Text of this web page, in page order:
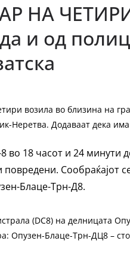
НА
и од
возила во близина на
Неретва. Додаваат дека
во 18 часот и 24 минути
повредени. Сообраќајот
Блаце-Трн-Д8.
(DC8) на делницата
Опузен-Блаце-Трн-ДЦ8 –